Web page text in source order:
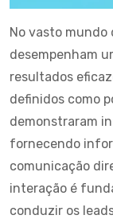
No vasto mundo
desempenham
resultados
definidos como
demonstraram
fornecendo
comunicação
interação é
conduzir os